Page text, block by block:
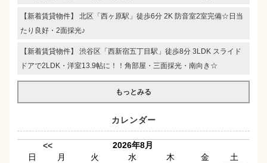
【新着賃貸物件】 北区「西ヶ原駅」徒歩6分 2K 防音室2室完備☆日当
たり良好・2面採光♪
【新着賃貸物件】 渋谷区「西新宿五丁目駅」徒歩8分 3LDK スライド
ドアで2LDK・洋室13.9帖に！！角部屋・三面採光・南向き☆
もっとみる
カレンダー
<<
2026年8月
日
月 火 水 木 金
土